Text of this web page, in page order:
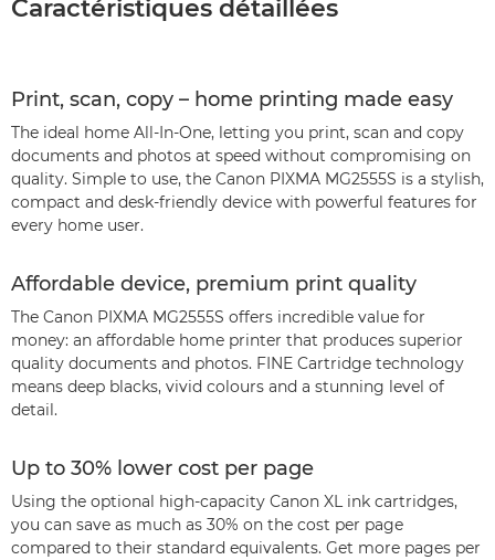
Caractéristiques détaillées
Print, scan, copy – home printing made easy
The ideal home All-In-One, letting you print, scan and copy
documents and photos at speed without compromising on
quality. Simple to use, the Canon PIXMA MG2555S is a stylish,
compact and desk-friendly device with powerful features for
every home user.
Affordable device, premium print quality
The Canon PIXMA MG2555S offers incredible value for
money: an affordable home printer that produces superior
quality documents and photos. FINE Cartridge technology
means deep blacks, vivid colours and a stunning level of
detail.
Up to 30% lower cost per page
Using the optional high-capacity Canon XL ink cartridges,
you can save as much as 30% on the cost per page
compared to their standard equivalents. Get more pages per